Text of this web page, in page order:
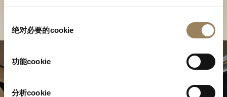
绝对必要的cookie
功能cookie
分析cookie
尋找專賣店